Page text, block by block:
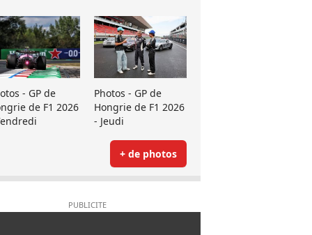
- GP de
de F1 2026
Photos - GP de
Hongrie de F1 2026
- Jeudi
+ de photos